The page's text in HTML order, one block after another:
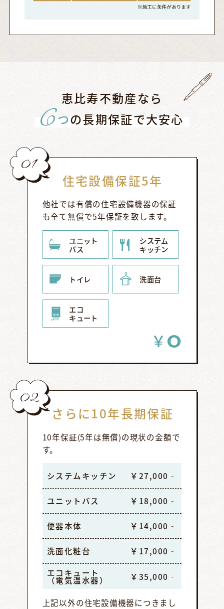
恵比寿不動産なら
6つの長期保証で大安心
01
住宅設備保証5年
他社では有償の住宅設備機器の保証
も全て無償で5年保証を致します。
ユニット
バス
システム
キッチン
トイレ 洗面台
エコ
キュート
￥0
02
さらに10年長期保証
10年保証(5年は無償)の現状の金額で
す。
システムキッチン ￥27,000‐
ユニットバス ￥18,000‐
便器本体 ￥14,000‐
洗面化粧台
￥17,000‐
エコキュート
（電気温水器） ￥35,000‐
上記以外の住宅設備機器につきまし